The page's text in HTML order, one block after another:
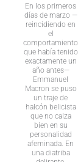
En los primeros
días de marzo —
reincidiendo en
el
comportamiento
que había tenido
exactamente un
año antes—
Emmanuel
Macron se puso
un traje de
halcón belicista
que no calza
bien en su
personalidad
afeminada. En
una diatriba